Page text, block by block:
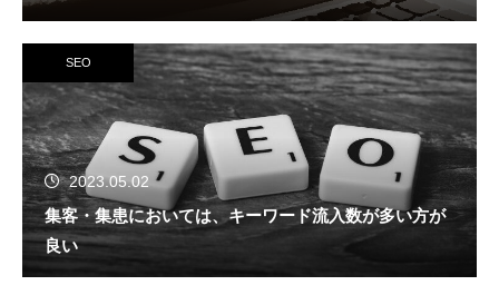
SEO
2023.05.02
集客・集患においては、キーワード流入数が多い方が
良い